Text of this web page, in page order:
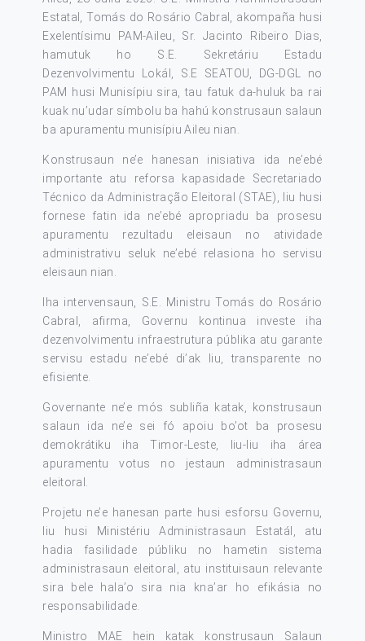
Estatal, Tomás do Rosário Cabral, akompaña husi
Exelentísimu PAM-Aileu, Sr. Jacinto Ribeiro Dias,
hamutuk ho S.E. Sekretáriu Estadu
Dezenvolvimentu Lokál, S.E SEATOU, DG-DGL no
PAM husi Munisípiu sira, tau fatuk da-huluk ba rai
kuak nu’udar símbolu ba hahú konstrusaun salaun
ba apuramentu munisípiu Aileu nian.
Konstrusaun ne’e hanesan inisiativa ida ne’ebé
importante atu reforsa kapasidade Secretariado
Técnico da Administração Eleitoral (STAE), liu husi
fornese fatin ida ne’ebé apropriadu ba prosesu
apuramentu rezultadu eleisaun no atividade
administrativu seluk ne’ebé relasiona ho servisu
eleisaun nian.
Iha intervensaun, S.E. Ministru Tomás do Rosário
Cabral, afirma, Governu kontinua investe iha
dezenvolvimentu infraestrutura públika atu garante
servisu estadu ne’ebé di’ak liu, transparente no
efisiente.
Governante ne’e mós subliña katak, konstrusaun
salaun ida ne’e sei fó apoiu bo’ot ba prosesu
demokrátiku iha Timor-Leste, liu-liu iha área
apuramentu votus no jestaun administrasaun
eleitoral.
Projetu ne’e hanesan parte husi esforsu Governu,
liu husi Ministériu Administrasaun Estatál, atu
hadia fasilidade públiku no hametin sistema
administrasaun eleitoral, atu instituisaun relevante
sira bele hala’o sira nia kna’ar ho efikásia no
responsabilidade.
Ministro MAE hein katak konstrusaun Salaun